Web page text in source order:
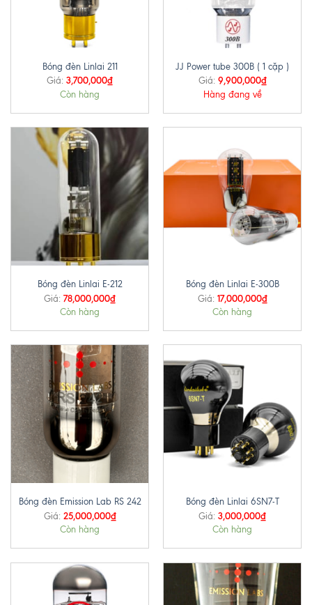
Bóng đèn Linlai 211
Giá: 3,700,000₫
Còn hàng
JJ Power tube 300B ( 1 cặp )
Giá: 9,900,000₫
Hàng đang về
Bóng đèn Linlai E-212
Giá: 78,000,000₫
Còn hàng
Bóng đèn Linlai E-300B
Giá: 17,000,000₫
Còn hàng
Bóng đèn Emission Lab RS 242
Giá: 25,000,000₫
Còn hàng
Bóng đèn Linlai 6SN7-T
Giá: 3,000,000₫
Còn hàng